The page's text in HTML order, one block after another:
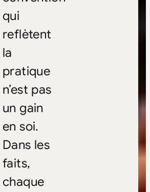
qui
reflètent
la
pratique
n’est pas
un gain
en soi.
Dans les
faits,
chaque